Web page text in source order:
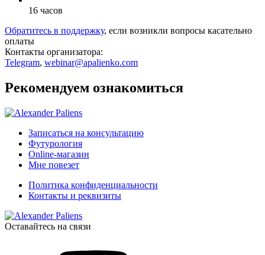
16 часов
Обратитесь в поддержку, если возникли вопросы касательно
оплаты
Контакты организатора:
Telegram, webinar@apalienko.com
Рекомендуем ознакомиться
Записаться на консультацию
Футурология
Online-магазин
Мне повезет
Политика конфиденциальности
Контакты и реквизиты
Оставайтесь на связи